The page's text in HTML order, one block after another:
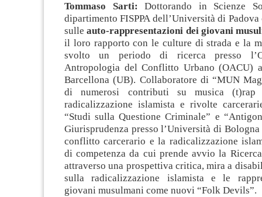
Tommaso Sarti:Dottorando in Scienze
dipartimento FISPPA dell’Università di
sulleauto-rappresentazioni dei giovani
il loro rapporto con le culture di strada e la
svolto un periodo di ricerca presso
Antropologia del Conflitto Urbano (OACU)
Barcellona (UB). Collaboratore di “MUN
di numerosi contributi su musica (t)rap
radicalizzazione islamista e rivolte
“Studi sulla Questione Criminale” e
Giurisprudenza presso l’Università di
conflitto carcerario e la radicalizzazione
di competenza da cui prende avvio la
attraverso una prospettiva critica, mira a
sulla radicalizzazione islamista e le
giovani musulmani come nuovi “Folk Devils”.